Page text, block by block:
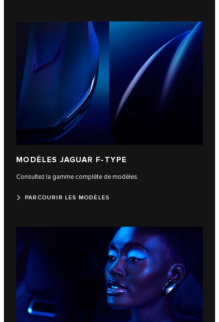
MODÈLES JAGUAR F-TYPE
Consultez la gamme complète de modèles.
PARCOURIR LES MODÈLES